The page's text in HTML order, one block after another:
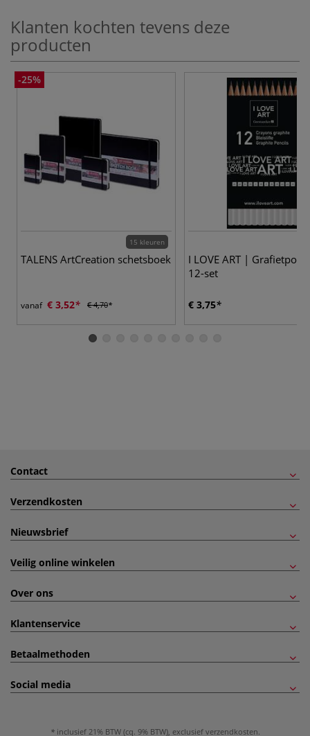
Klanten kochten tevens deze
producten
-25%
15 kleuren
TALENS ArtCreation schetsboek
vanaf € 3,52 € 4,70
I LOVE ART |
12-set
€ 3,75
Contact
Verzendkosten
Nieuwsbrief
Veilig online winkelen
Over ons
Klantenservice
Betaalmethoden
Social media
inclusief 21% BTW (cq. 9% BTW), exclusief verzendkosten.